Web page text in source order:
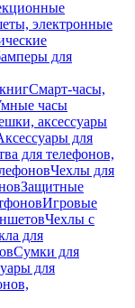
электронные
для
Смарт-часы,
часы
аксессуары
для
для телефонов,
Чехлы для
Защитные
Игровые
Чехлы с
для
Сумки для
для